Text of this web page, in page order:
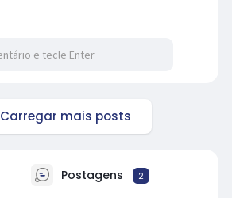
Carregar mais posts
Postagens 2